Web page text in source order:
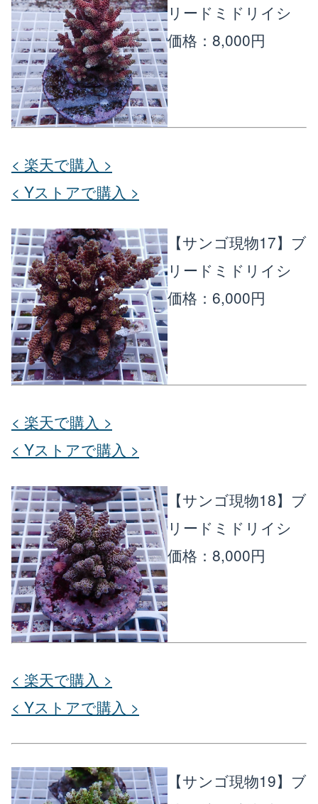
リードミドリイシ
価格：8,000円
< 楽天で購入 >
< Yストアで購入 >
【サンゴ現物17】ブ
リードミドリイシ
価格：6,000円
< 楽天で購入 >
< Yストアで購入 >
【サンゴ現物18】ブ
リードミドリイシ
価格：8,000円
< 楽天で購入 >
< Yストアで購入 >
【サンゴ現物19】ブ